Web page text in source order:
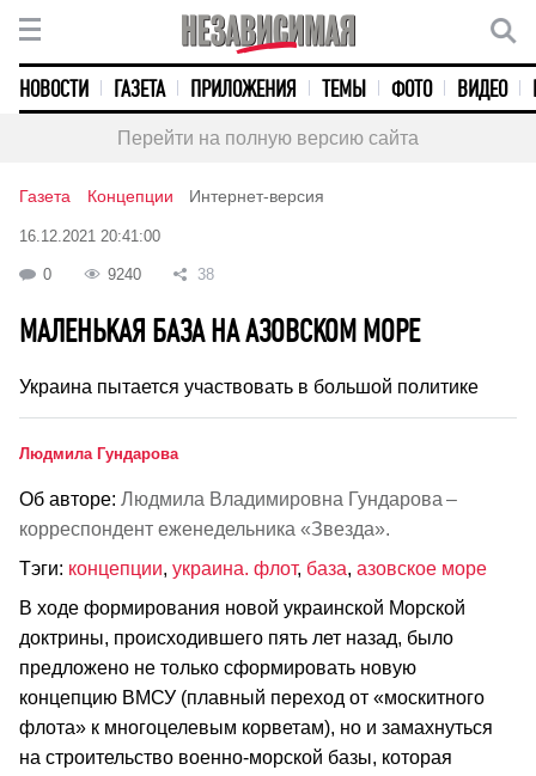
НОВОСТИ ГАЗЕТА ПРИЛОЖЕНИЯ ТЕМЫ ФОТО ВИДЕО
Перейти на полную версию сайта
Газета Концепции Интернет-версия
16.12.2021 20:41:00
0 9240 38
МАЛЕНЬКАЯ БАЗА НА АЗОВСКОМ МОРЕ
Украина пытается участвовать в большой политике
Людмила Гундарова
Об авторе: Людмила Владимировна Гундарова –
корреспондент еженедельника «Звезда».
Тэги: концепции, украина. флот, база, азовское море
В ходе формирования новой украинской Морской
доктрины, происходившего пять лет назад, было
предложено не только сформировать новую
концепцию ВМСУ (плавный переход от «москитного
флота» к многоцелевым корветам), но и замахнуться
на строительство военно-морской базы, которая